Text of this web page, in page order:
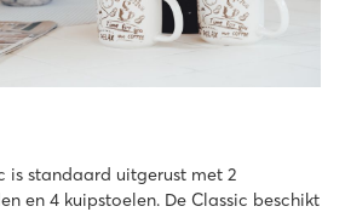
is standaard uitgerust met 2
en 4 kuipstoelen. De Classic beschikt